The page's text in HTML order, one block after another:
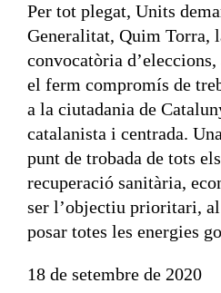
Per tot plegat, Units
Generalitat, Quim Torra,
convocatòria d’eleccions,
el ferm compromís de
a la ciutadania de
catalanista i centrada.
punt de trobada de tots
recuperació sanitària,
ser l’objectiu prioritari,
posar totes les energies
18 de setembre de 2020